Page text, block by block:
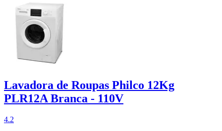
Lavadora de Roupas Philco 12Kg
PLR12A Branca - 110V
4.2